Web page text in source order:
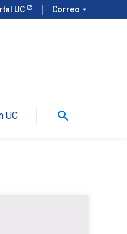
UC Correo arrow_drop_down
UC search